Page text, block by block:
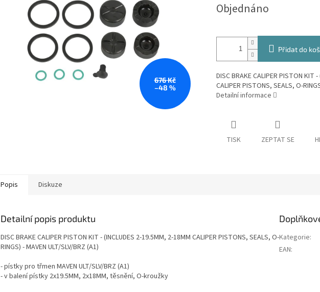
676 Kč
–48 %
cena:
Objednáno
Přidat do
DISC BRAKE CALIPER PISTON KIT
CALIPER PISTONS, SEALS, O-
Detailní informace
TISK ZEPTAT SE
Popis Diskuze
Detailní popis produktu
DISC BRAKE CALIPER PISTON KIT - (INCLUDES 2-19.5MM, 2-18MM CALIPER PISTONS, SEALS, O-
RINGS) - MAVEN ULT/SLV/BRZ (A1)
- pístky pro třmen MAVEN ULT/SLV/BRZ (A1)
- v balení pístky 2x19.5MM, 2x18MM, těsnění, O-kroužky
Kategorie:
EAN: